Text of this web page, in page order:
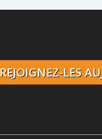
REJOIGNEZ-LES